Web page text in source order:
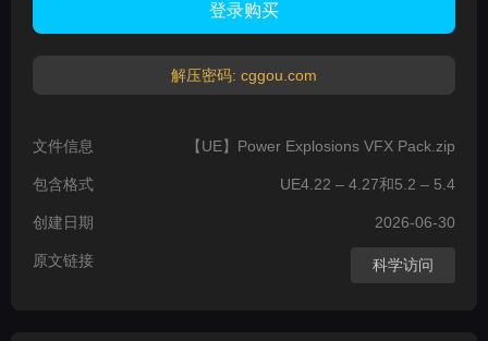
登录购买
解压密码: cggou.com
文件信息 【UE】Power Explosions VFX Pack.zip
包含格式 UE4.22 – 4.27和5.2 – 5.4
创建日期 2026-06-30
原文链接 科学访问